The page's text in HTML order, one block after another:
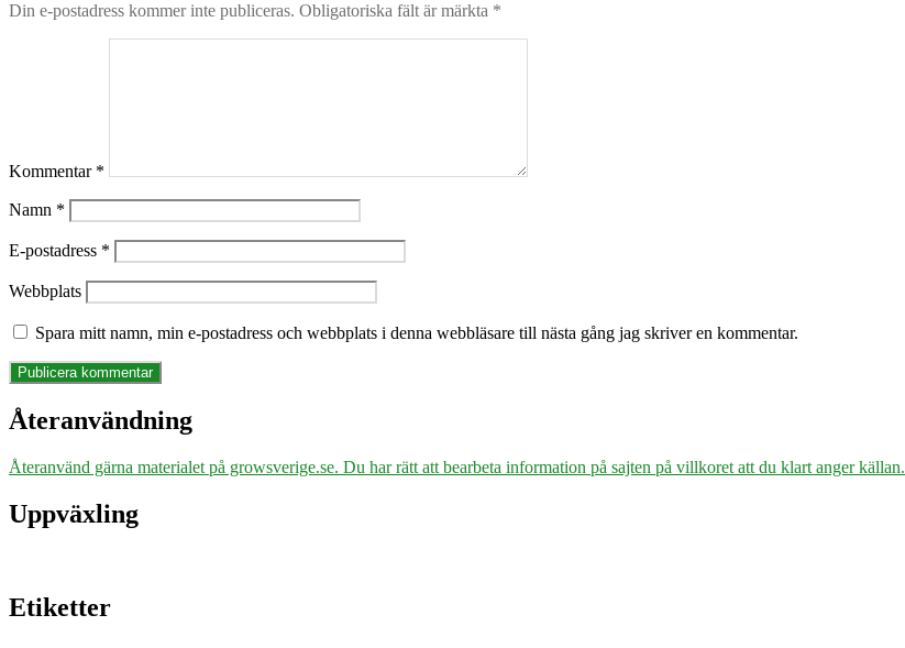
Din e-postadress kommer inte publiceras. Obligatoriska fält är märkta *
Kommentar *
Namn *
E-postadress *
Webbplats
Spara mitt namn, min e-postadress och webbplats i denna webbläsare till nästa gång jag skriver en kommentar.
Återanvändning
Återanvänd gärna materialet på growsverige.se. Du har rätt att bearbeta information på sajten på villkoret att du klart anger källan.
Uppväxling
Etiketter